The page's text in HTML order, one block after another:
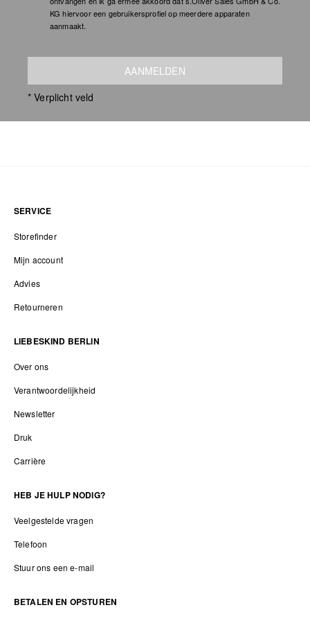
KG hiervoor een gebruikersprofiel op meerdere apparaten
aanmaakt.
AANMELDEN
* Verplicht veld
SERVICE
Storefinder
Mijn account
Advies
Retourneren
LIEBESKIND BERLIN
Over ons
Verantwoordelijkheid
Newsletter
Druk
Carrière
HEB JE HULP NODIG?
Veelgestelde vragen
Telefoon
Stuur ons een e-mail
BETALEN EN OPSTUREN